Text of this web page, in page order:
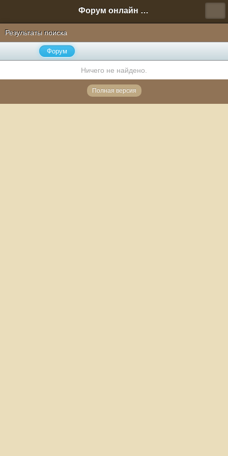
Форум онлайн игры "Новая Эра" (Нюра Биз)
Результаты поиска
Форум
Ничего не найдено.
Полная версия